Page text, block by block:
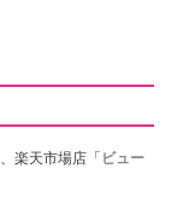
楽天市場店「ビュー